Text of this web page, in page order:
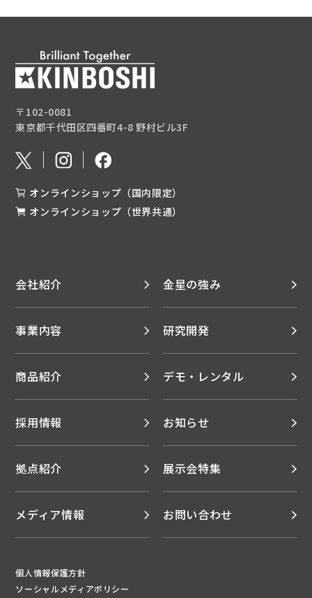
〒102-0081
東京都千代田区四番町4-8 野村ビル3F
オンラインショップ（国内限定）
オンラインショップ（世界共通）
会社紹介 金星の強み
事業内容 研究開発
商品紹介 デモ・レンタル
採用情報 お知らせ
拠点紹介 展示会特集
メディア情報 お問い合わせ
個人情報保護方針
ソーシャルメディアポリシー